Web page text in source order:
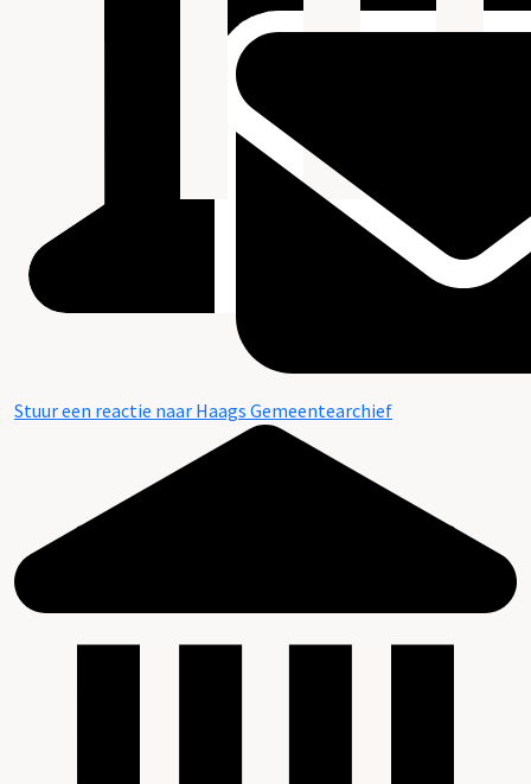
Stuur een reactie naar Haags Gemeentearchief